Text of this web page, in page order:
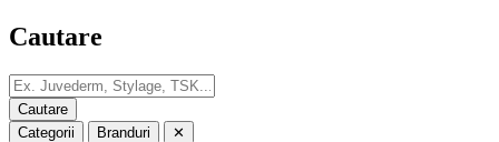
Cautare
Categorii Branduri ✕